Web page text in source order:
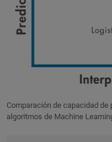
Comparación de capacidad
algoritmos de Machine